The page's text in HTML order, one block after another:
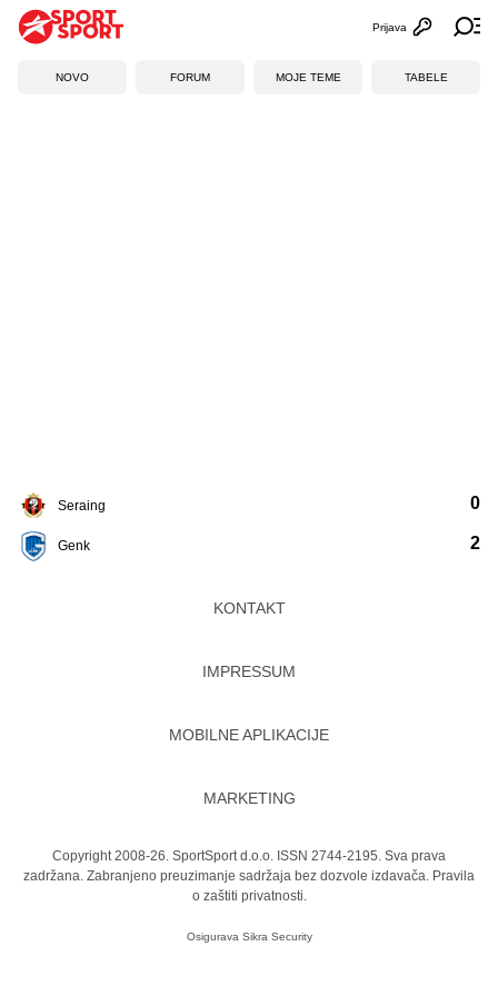
Otvori
Prijava
NOVO FORUM MOJE TEME TABELE
Seraing
Genk
0
2
KONTAKT
IMPRESSUM
MOBILNE APLIKACIJE
MARKETING
Copyright 2008-26. SportSport d.o.o. ISSN 2744-2195. Sva prava
zadržana. Zabranjeno preuzimanje sadržaja bez dozvole izdavača. Pravila
o zaštiti privatnosti.
Osigurava Sikra Security